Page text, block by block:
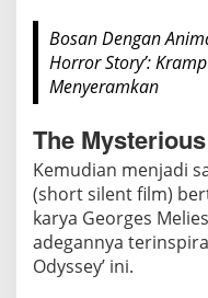
Bosan Dengan
Horror Story’:
Menyeramkan
The
Kemudian menjadi
(short silent film)
karya Georges
adegannya
Odyssey’ ini.